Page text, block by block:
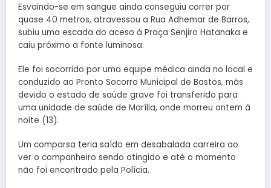
Esvaindo-se em sangue ainda conseguiu correr por
quase 40 metros, atravessou a Rua Adhemar de Barros,
subiu uma escada do aceso à Praça Senjiro Hatanaka e
caiu próximo a fonte luminosa.
Ele foi socorrido por uma equipe médica ainda no local e
conduzido ao Pronto Socorro Municipal de Bastos, más
devido o estado de saúde grave foi transferido para
uma unidade de saúde de Marília, onde morreu ontem à
noite (13).
Um comparsa teria saído em desabalada carreira ao
ver o companheiro sendo atingido e até o momento
não foi encontrado pela Polícia.